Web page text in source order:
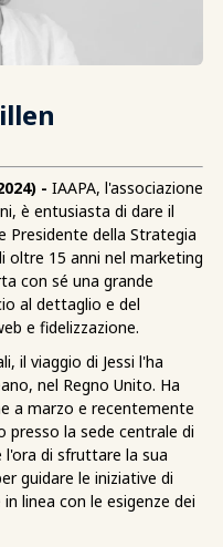
- IAAPA, l'associazione
è entusiasta di dare il
Presidente della Strategia
oltre 15 anni nel marketing
con sé una grande
al dettaglio e del
e fidelizzazione.
il viaggio di Jessi l'ha
nel Regno Unito. Ha
a marzo e recentemente
presso la sede centrale di
l'ora di sfruttare la sua
guidare le iniziative di
linea con le esigenze dei